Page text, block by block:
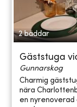
2 bäddar
Gäststuga
Gunnarskog
Charmig
nära
en nyrenoverad